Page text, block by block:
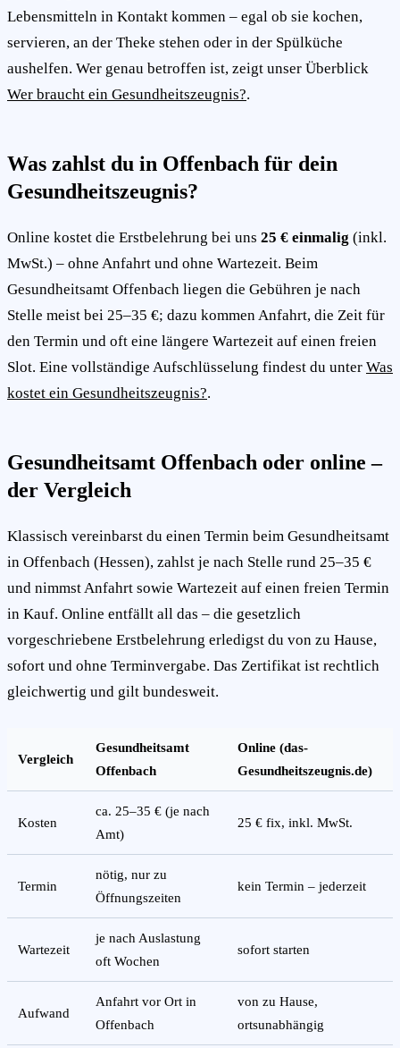
Lebensmitteln in Kontakt kommen – egal ob sie kochen,
servieren, an der Theke stehen oder in der Spülküche
aushelfen. Wer genau betroffen ist, zeigt unser Überblick
Wer braucht ein Gesundheitszeugnis?.
Was zahlst du in Offenbach für dein
Gesundheitszeugnis?
Online kostet die Erstbelehrung bei uns 25 € einmalig (inkl.
MwSt.) – ohne Anfahrt und ohne Wartezeit. Beim
Gesundheitsamt Offenbach liegen die Gebühren je nach
Stelle meist bei 25–35 €; dazu kommen Anfahrt, die Zeit für
den Termin und oft eine längere Wartezeit auf einen freien
Slot. Eine vollständige Aufschlüsselung findest du unter Was
kostet ein Gesundheitszeugnis?.
Gesundheitsamt Offenbach oder online –
der Vergleich
Klassisch vereinbarst du einen Termin beim Gesundheitsamt
in Offenbach (Hessen), zahlst je nach Stelle rund 25–35 €
und nimmst Anfahrt sowie Wartezeit auf einen freien Termin
in Kauf. Online entfällt all das – die gesetzlich
vorgeschriebene Erstbelehrung erledigst du von zu Hause,
sofort und ohne Terminvergabe. Das Zertifikat ist rechtlich
gleichwertig und gilt bundesweit.
Vergleich
Gesundheitsamt
Offenbach
Online (das-
Gesundheitszeugnis.de)
Kosten
ca. 25–35 € (je nach
Amt)
25 € fix, inkl. MwSt.
Termin
nötig, nur zu
Öffnungszeiten
kein Termin – jederzeit
Wartezeit
je nach Auslastung
oft Wochen
sofort starten
Aufwand
Anfahrt vor Ort in
Offenbach
von zu Hause,
ortsunabhängig